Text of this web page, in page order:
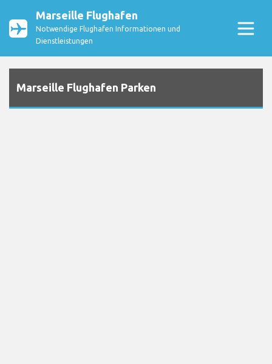
Marseille Flughafen
Notwendige Flughafen Informationen und
Dienstleistungen
Marseille Flughafen Parken